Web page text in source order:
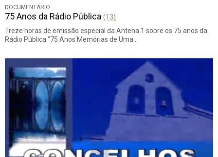
DOCUMENTÁRIO
75 Anos da Rádio Pública (13)
Treze horas de emissão especial da Antena 1 sobre os 75 anos da
Rádio Pública "75 Anos Memórias de Uma…